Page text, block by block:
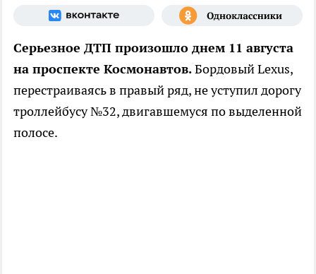
Серьезное ДТП произошло днем 11 августа
на проспекте Космонавтов.Бордовый Lexus,
перестраиваясь в правый ряд, не уступил дорогу
троллейбусу №32, двигавшемуся по выделенной
полосе.